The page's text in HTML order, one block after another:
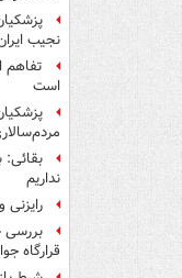
نجیب
تفاهم
است
بقائی:
نداریم
رایزنی
قرارگاه